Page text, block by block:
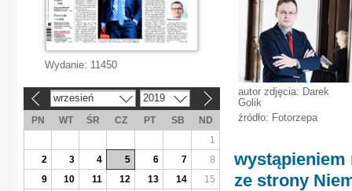
autor zdjęcia: Darek
Golik
źródło: Fotorzepa
wystąpieniem
ze strony
Wydanie: 11450
wrzesień 2019
PN WT ŚR CZ PT SB
ND
1
2
3 4 5 6 7
8
9
10 11 12 13 14
15